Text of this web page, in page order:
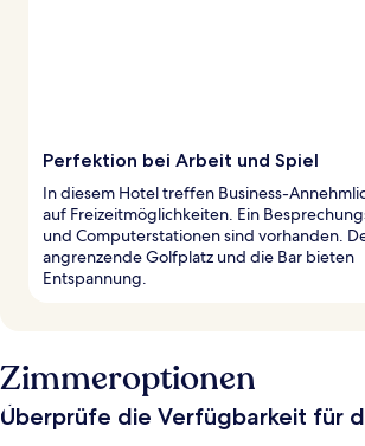
Perfektion bei Arbeit und Spiel
In diesem Hotel treffen Business-
auf Freizeitmöglichkeiten. Ein
und Computerstationen sind vorhanden.
angrenzende Golfplatz und die Bar bieten
Entspannung.
Zimmeroptionen
Überprüfe die Verfügbarkeit für